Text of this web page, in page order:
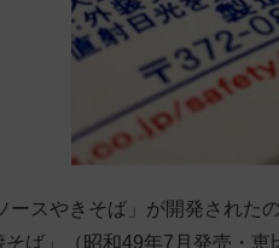
ースやきそば」が開発され
そば」（昭和49年7月発売・